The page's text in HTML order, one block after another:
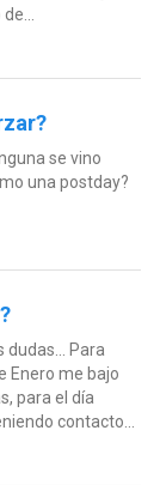
se vino
una postday?
dudas... Para
Enero me bajo
para el día
contacto...